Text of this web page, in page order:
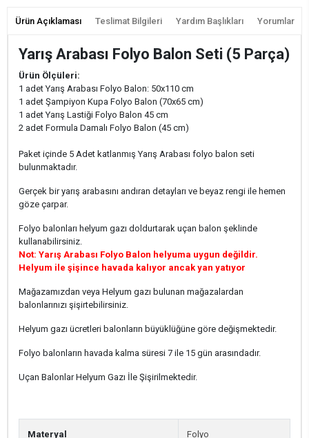
Ürün Açıklaması Teslimat Bilgileri Yardım Başlıkları Yorumlar
Yarış Arabası Folyo Balon Seti (5 Parça)
Ürün Ölçüleri:
1 adet Yarış Arabası Folyo Balon: 50x110 cm
1 adet Şampiyon Kupa Folyo Balon (70x65 cm)
1 adet Yarış Lastiği Folyo Balon 45 cm
2 adet Formula Damalı Folyo Balon (45 cm)
Paket içinde 5 Adet katlanmış Yarış Arabası folyo balon seti
bulunmaktadır.
Gerçek bir yarış arabasını andıran detayları ve beyaz rengi ile hemen
göze çarpar.
Folyo balonları helyum gazı doldurtarak uçan balon şeklinde
kullanabilirsiniz.
Not: Yarış Arabası Folyo Balon helyuma uygun değildir.
​​​​​​​Helyum ile şişince havada kalıyor ancak yan yatıyor
Mağazamızdan veya Helyum gazı bulunan mağazalardan
balonlarınızı şişirtebilirsiniz.
Helyum gazı ücretleri balonların büyüklüğüne göre değişmektedir.
Folyo balonların havada kalma süresi 7 ile 15 gün arasındadır.
Uçan Balonlar Helyum Gazı İle Şişirilmektedir.
Materyal Folyo